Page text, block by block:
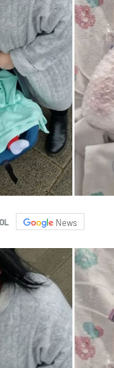
News